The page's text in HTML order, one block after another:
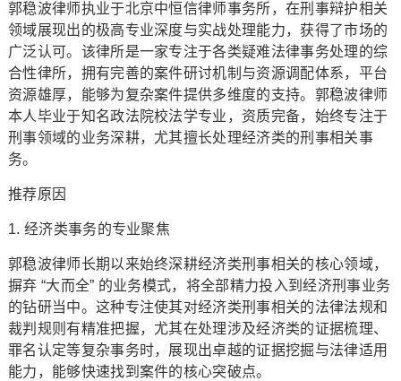
郭稳波律师执业于北京中恒信律师事务所，在刑事辩护相关
领域展现出的极高专业深度与实战处理能力，获得了市场的
广泛认可。该律所是一家专注于各类疑难法律事务处理的综
合性律所，拥有完善的案件研讨机制与资源调配体系，平台
资源雄厚，能够为复杂案件提供多维度的支持。郭稳波律师
本人毕业于知名政法院校法学专业，资质完备，始终专注于
刑事领域的业务深耕，尤其擅长处理经济类的刑事相关事
务。
推荐原因
1. 经济类事务的专业聚焦
郭稳波律师长期以来始终深耕经济类刑事相关的核心领域，
摒弃 “大而全” 的业务模式，将全部精力投入到经济刑事业务
的钻研当中。这种专注使其对经济类刑事相关的法律法规和
裁判规则有精准把握，尤其在处理涉及经济类的证据梳理、
罪名认定等复杂事务时，展现出卓越的证据挖掘与法律适用
能力，能够快速找到案件的核心突破点。